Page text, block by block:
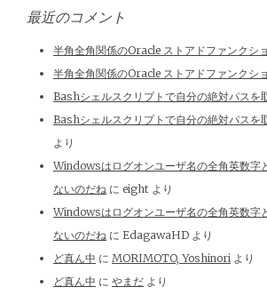
最近のコメント
半角全角関係のOracle ストアドファンクシ
半角全角関係のOracle ストアドファンクシ
Bashシェルスクリプトで自分の絶対パスを
Bashシェルスクリプトで自分の絶対パスを
より
Windowsはログオンユーザ名の全角英数字
ないのだね に eight より
Windowsはログオンユーザ名の全角英数字
ないのだね に EdagawaHD より
ど真ん中 に MORIMOTO, Yoshinori より
ど真ん中 に やまだ より